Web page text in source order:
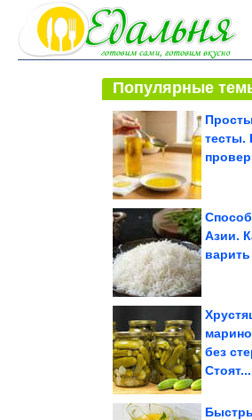
Популярные
тесты.
Азии.
без
Стоят...